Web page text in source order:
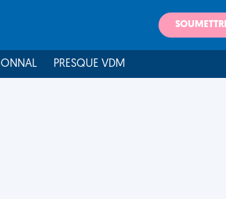
PRESQUE VDM